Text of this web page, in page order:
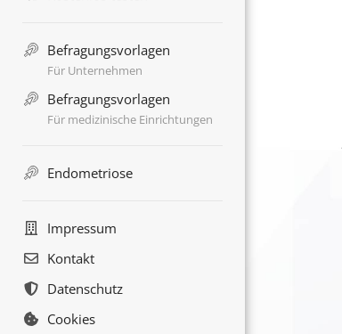
Befragungsvorlagen
Für Unternehmen
Befragungsvorlagen
Für medizinische Einrichtungen
Endometriose
Impressum
Kontakt
Datenschutz
Cookies